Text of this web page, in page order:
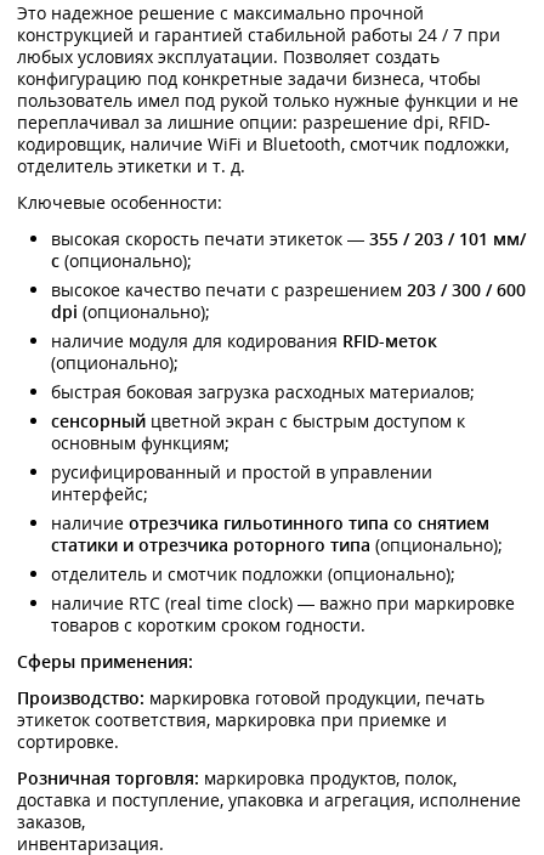
Это надежное решение с максимально прочной
конструкцией и гарантией стабильной работы 24 / 7 при
любых условиях эксплуатации. Позволяет создать
конфигурацию под конкретные задачи бизнеса, чтобы
пользователь имел под рукой только нужные функции и не
переплачивал за лишние опции: разрешение dpi, RFID-
кодировщик, наличие WiFi и Bluetooth, смотчик подложки,
отделитель этикетки и т. д.
Ключевые особенности:
высокая скорость печати этикеток — 355 / 203 / 101 мм/
с (опционально);
высокое качество печати с разрешением 203 / 300 / 600
dpi (опционально);
наличие модуля для кодирования RFID-меток
(опционально);
быстрая боковая загрузка расходных материалов;
сенсорный цветной экран с быстрым доступом к
основным функциям;
русифицированный и простой в управлении
интерфейс;
наличие отрезчика гильотинного типа со снятием
статики и отрезчика роторного типа (опционально);
отделитель и смотчик подложки (опционально);
наличие RTC (real time clock) — важно при маркировке
товаров с коротким сроком годности.
Сферы применения:
Производство: маркировка готовой продукции, печать
этикеток соответствия, маркировка при приемке и
сортировке.
Розничная торговля: маркировка продуктов, полок,
доставка и поступление, упаковка и агрегация, исполнение
заказов,
инвентаризация.